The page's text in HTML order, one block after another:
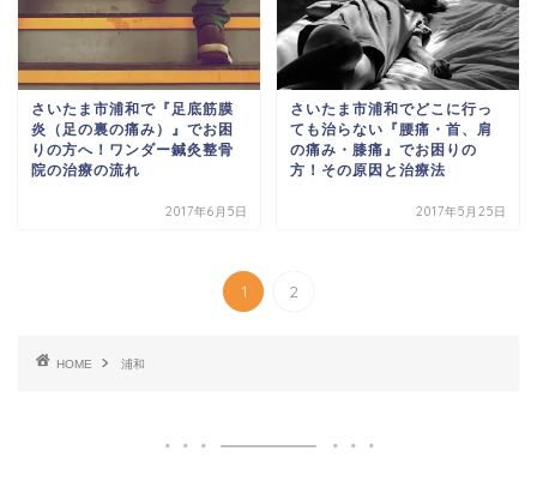
さいたま市浦和で『足底筋膜
炎（足の裏の痛み）』でお困
りの方へ！ワンダー鍼灸整骨
院の治療の流れ
2017年6月5日
さいたま市浦和でどこに行っ
ても治らない『腰痛・首、肩
の痛み・膝痛』でお困りの
方！その原因と治療法
2017年5月25日
1 2
HOME 浦和